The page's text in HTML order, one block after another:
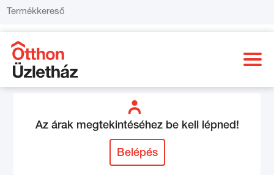
Az árak megtekintéséhez be kell lépned!
Belépés